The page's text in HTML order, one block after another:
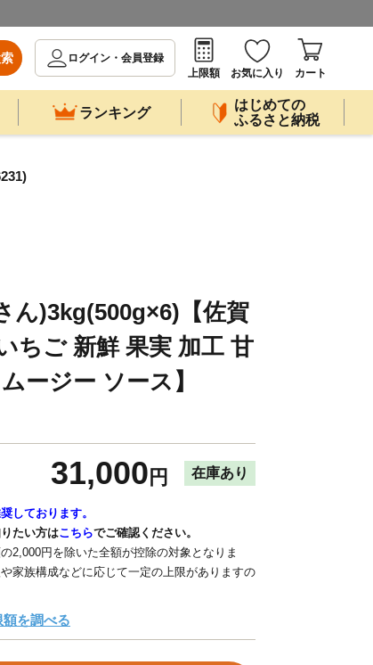
ログイン・会員登録
上限額
お気に入り カート
ランキング
はじめての
ふるさと納税
ん)3kg(500g×6)【佐賀
ちご 新鮮 果実 加工 甘
ージー ソース】
31,000 円 在庫あり
しております。
たい方はこちらでご確認ください。
2,000円を除いた全額が控除の対象となりま
家族構成などに応じて一定の上限がありますの
額を調べる